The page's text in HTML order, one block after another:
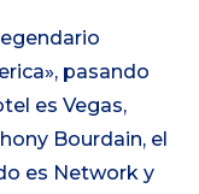
pasando
es Vegas,
Bourdain, el
es Network y